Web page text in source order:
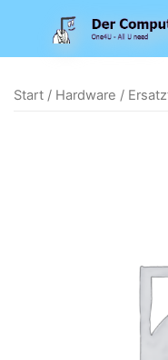
springen
Start / Hardware /